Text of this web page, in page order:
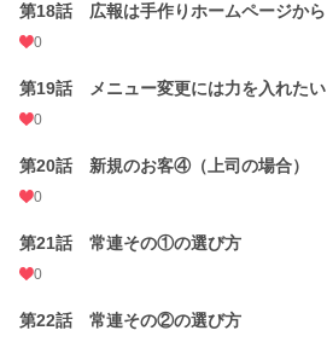
第18話 広報は手作りホームページから
0
第19話 メニュー変更には力を入れたい
0
第20話 新規のお客④（上司の場合）
0
第21話 常連その①の選び方
0
第22話 常連その②の選び方